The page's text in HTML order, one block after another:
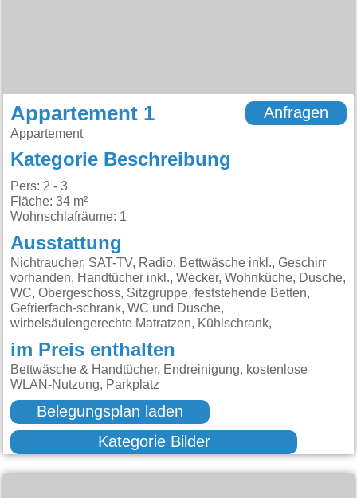
Appartement 1
Appartement
Anfragen
Kategorie Beschreibung
Pers: 2 - 3
Fläche: 34 m²
Wohnschlafräume: 1
Ausstattung
Nichtraucher, SAT-TV, Radio, Bettwäsche inkl., Geschirr
vorhanden, Handtücher inkl., Wecker, Wohnküche, Dusche,
WC, Obergeschoss, Sitzgruppe, feststehende Betten,
Gefrierfach-schrank, WC und Dusche,
wirbelsäulengerechte Matratzen, Kühlschrank,
im Preis enthalten
Bettwäsche & Handtücher, Endreinigung, kostenlose
WLAN-Nutzung, Parkplatz
Belegungsplan laden
Kategorie Bilder